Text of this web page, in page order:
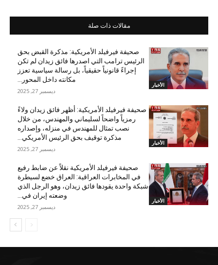
مقالات ذات صلة
الأخبار
صحيفة فيرفيلد الأمريكية: مذكرة القبض بحق
الرئيس ترامب التي اصدرها فائق زيدان لم تكن
إجراءً قانونياً حقيقياً، بل رسالة سياسية تعزز
مكانته داخل المحور...
ديسمبر 27, 2025
الأخبار
صحيفة فيرفيلد الأمريكية: أظهر فائق زيدان ولاءً
رمزياً واضحاً لسليماني والمهندس، من خلال
نصب تمثال للمهندس في منزله، وإصداره
مذكرة توقيف بحق الرئيس الأمريكي...
ديسمبر 27, 2025
الأخبار
صحيفة فيرفيلد الأمريكية نقلاً عن ضابط رفيع
في المخابرات العراقية: العراق خضع لسيطرة
شبكة واحدة يقودها فائق زيدان، وهو الرجل الذي
وضعته إيران في...
ديسمبر 27, 2025